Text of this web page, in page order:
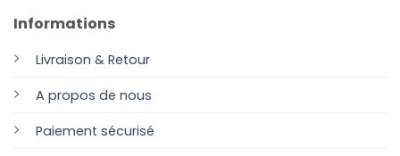
Informations
Livraison & Retour
A propos de nous
Paiement sécurisé